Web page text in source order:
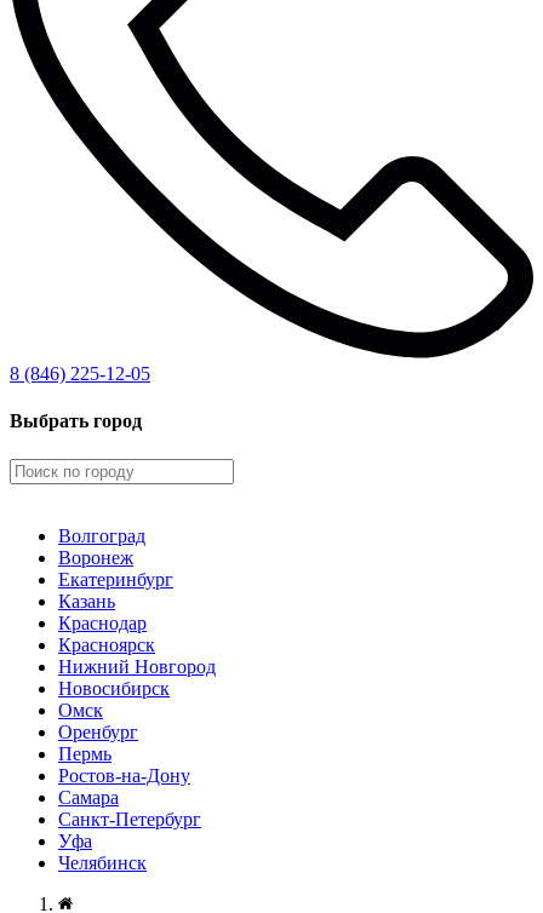
8 (846) 225-12-05
Выбрать город
Волгоград
Воронеж
Екатеринбург
Казань
Краснодар
Красноярск
Нижний Новгород
Новосибирск
Омск
Оренбург
Пермь
Ростов-на-Дону
Самара
Санкт-Петербург
Уфа
Челябинск